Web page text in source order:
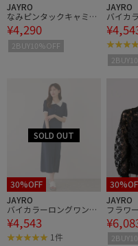
JAYRO
なみピンタックキャミワ
ンピース
¥4,290
2BUY10%OFF
JAYRO
バイカ
ース
30%OFF
JAYRO
バイカラーロングワンピ
ース
¥4,543
1件
JAYRO
フラワ
ゾン